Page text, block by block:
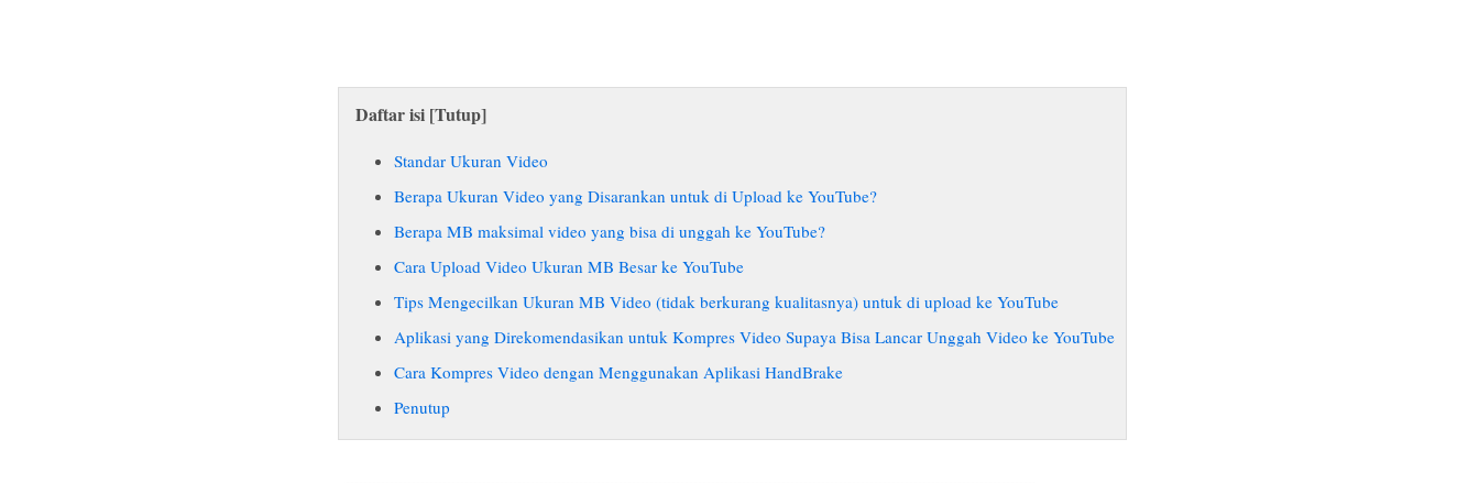
Daftar isi [Tutup]
Standar Ukuran Video
Berapa Ukuran Video yang Disarankan untuk di Upload ke YouTube?
Berapa MB maksimal video yang bisa di unggah ke YouTube?
Cara Upload Video Ukuran MB Besar ke YouTube
Tips Mengecilkan Ukuran MB Video (tidak berkurang kualitasnya) untuk di upload ke YouTube
Aplikasi yang Direkomendasikan untuk Kompres Video Supaya Bisa Lancar Unggah Video ke YouTube
Cara Kompres Video dengan Menggunakan Aplikasi HandBrake
Penutup